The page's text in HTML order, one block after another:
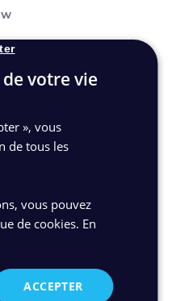
test afin de valider le
si besoin pour
et de
mode de travail et
en main de l’outil,
à votre nouveau
utilisateurs concernés
claires.
du lancement afin de
votre vie
», vous
de tous les
vous pouvez
de cookies. En
ACCEPTER